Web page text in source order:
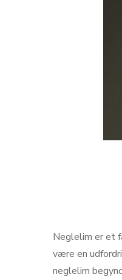
Neglelim er et
være en
neglelim